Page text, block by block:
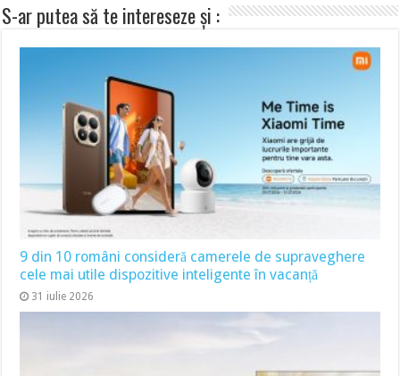
S-ar putea să te intereseze și :
9 din 10 români consideră camerele de supraveghere
cele mai utile dispozitive inteligente în vacanță
31 iulie 2026